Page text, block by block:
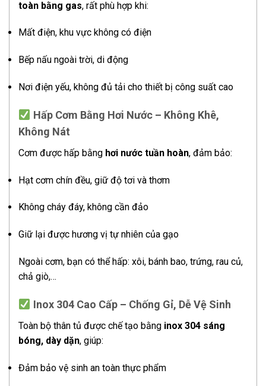
toàn bằng gas, rất phù hợp khi:
Mất điện, khu vực không có điện
Bếp nấu ngoài trời, di động
Nơi điện yếu, không đủ tải cho thiết bị công suất cao
Hấp Cơm Bằng Hơi Nước – Không Khê,
Không Nát
Cơm được hấp bằng hơi nước tuần hoàn, đảm bảo:
Hạt cơm chín đều, giữ độ tơi và thơm
Không cháy đáy, không cần đảo
Giữ lại được hương vị tự nhiên của gạo
Ngoài cơm, bạn có thể hấp: xôi, bánh bao, trứng, rau củ,
chả giò,…
Inox 304 Cao Cấp – Chống Gỉ, Dễ Vệ Sinh
Toàn bộ thân tủ được chế tạo bằng inox 304 sáng
bóng, dày dặn, giúp:
Đảm bảo vệ sinh an toàn thực phẩm